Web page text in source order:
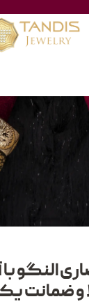
النگو
و ضمانت